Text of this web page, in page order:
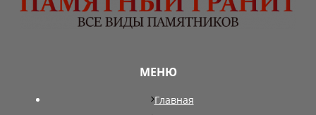
МЕНЮ
Главная